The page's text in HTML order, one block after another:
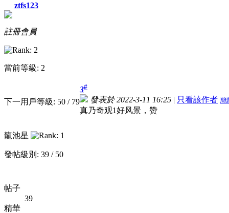
ztfs123
註冊會員
當前等級: 2
下一用戶等級: 50 / 79
龍池星
發帖級別: 39 / 50
帖子
39
精華
3#
發表於 2022-3-11 16:25 | 只看該作者 簡
真乃奇观1好风景，赞